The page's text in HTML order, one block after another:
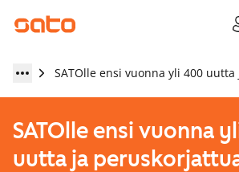
SATOlle ensi vuonna
uutta ja